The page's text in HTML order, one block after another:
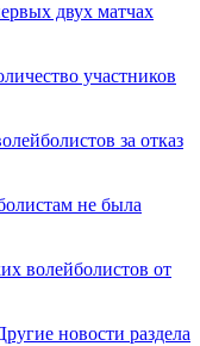
двух матчах
участников
за отказ
не была
волейболистов от
новости раздела